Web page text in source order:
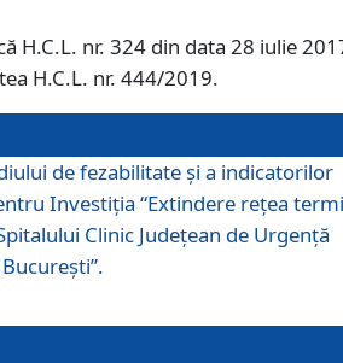
H.C.L. nr. 324 din data 28 iulie
H.C.L. nr. 444/2019.
de fezabilitate și a indicatorilor
Investiția “Extindere rețea
Clinic Județean de Urgență